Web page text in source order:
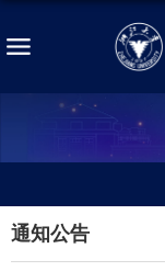
通知公告